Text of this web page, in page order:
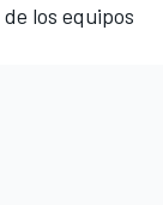
de los equipos